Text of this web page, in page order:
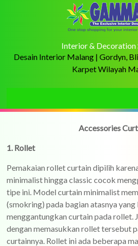
Interior & Decoration
Desain Interior Malang | Gordyn,
Karpet Wilayah
Accessories
1. Rollet
Pemakaian rollet curtain dipilih
minimalist hingga classic cocok
tipe ini. Model curtain minimalist
(smokring) pada bagian atasnya
menggantungkan curtain pada rollet.
dengan memasukkan rollet tersebut
curtainnya. Rollet ini ada beberapa